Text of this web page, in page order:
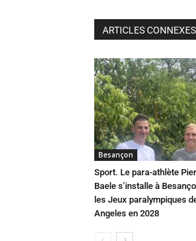
ARTICLES CONNEXES
Besançon
Sport. Le para-athlète
Baele s’installe à
les Jeux paralympiques
Angeles en 2028